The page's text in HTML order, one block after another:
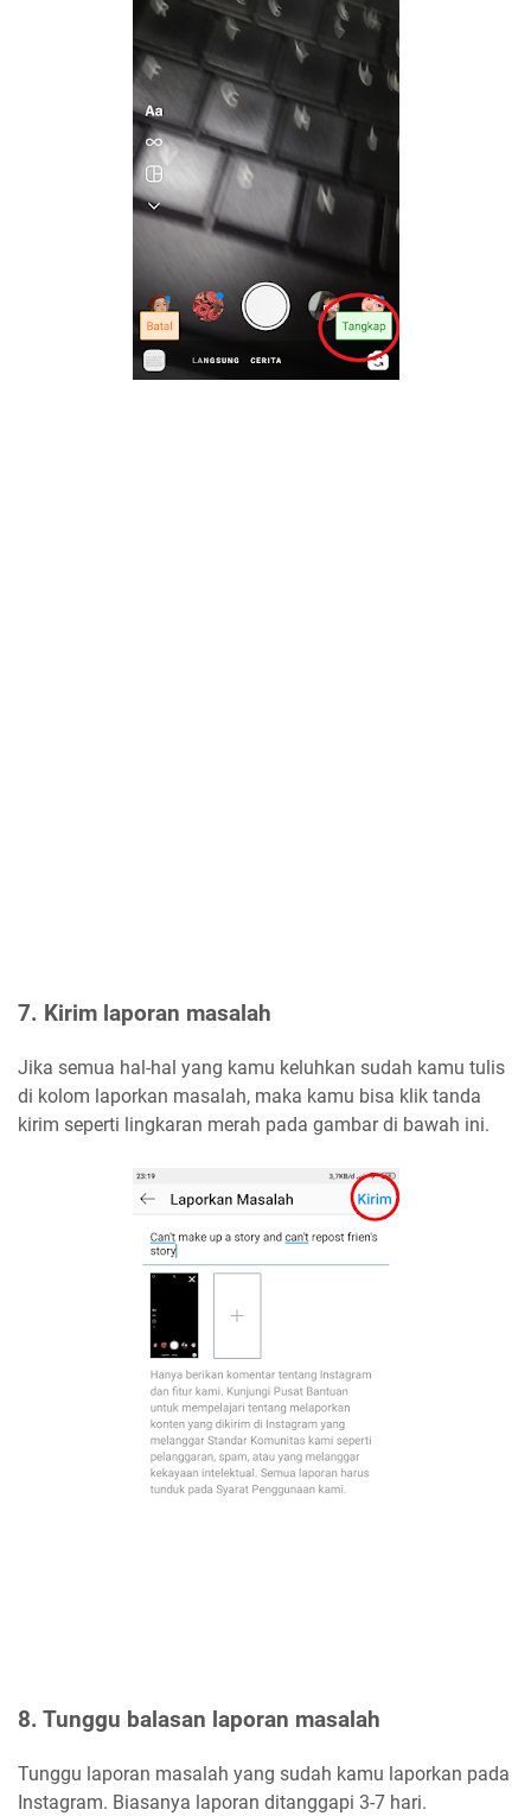
7. Kirim laporan masalah
Jika semua hal-hal yang kamu keluhkan sudah kamu tulis
di kolom laporkan masalah, maka kamu bisa klik tanda
kirim seperti lingkaran merah pada gambar di bawah ini.
8. Tunggu balasan laporan masalah
Tunggu laporan masalah yang sudah kamu laporkan pada
Instagram. Biasanya laporan ditanggapi 3-7 hari.